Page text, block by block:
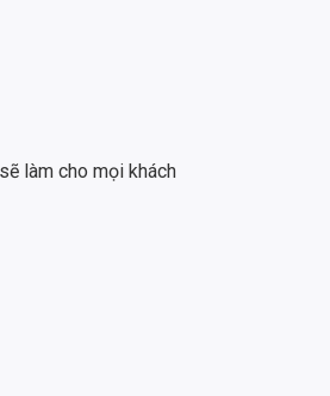
làm cho mọi khách